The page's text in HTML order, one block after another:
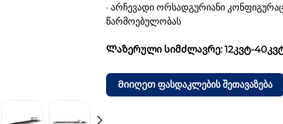
· არჩევადი ორსადგურიანი
წარმოებულობას
Ლაზერული სიმძლავრე: 12კვტ-
Მიიღეთ ფასდაკლების შეთავაზება